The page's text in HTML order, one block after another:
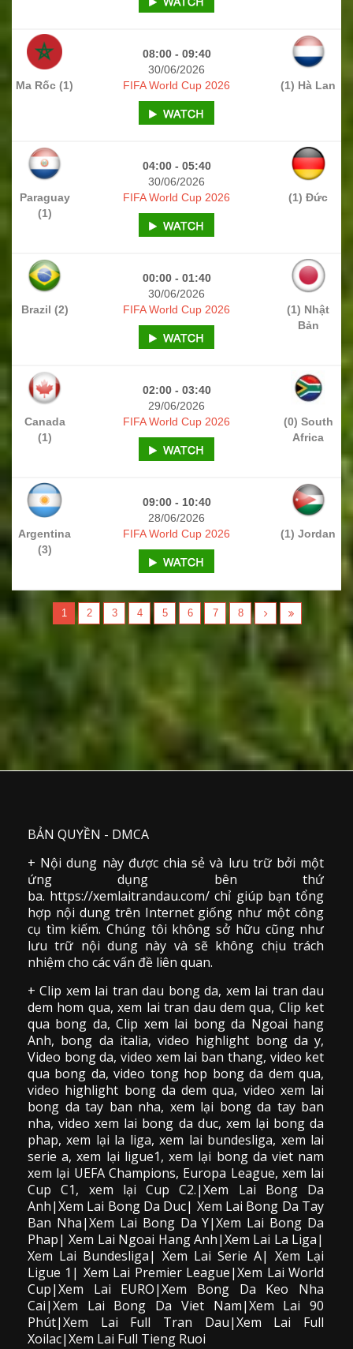
08:00 - 09:40
30/06/2026
Ma Rốc (1)
(1) Hà Lan
FIFA World Cup 2026
04:00 - 05:40
30/06/2026
Paraguay
(1)
(1) Đức
FIFA World Cup 2026
00:00 - 01:40
30/06/2026
Brazil (2)
(1) Nhật
Bản
FIFA World Cup 2026
02:00 - 03:40
29/06/2026
Canada
(1)
(0) South
Africa
FIFA World Cup 2026
09:00 - 10:40
28/06/2026
Argentina
(3)
(1) Jordan
FIFA World Cup 2026
1 2 3 4 5 6 7 8
BẢN QUYỀN - DMCA
+ Nội dung này được chia sẻ và lưu trữ bởi một
ứng dụng bên thứ
ba. https://xemlaitrandau.com/ chỉ giúp bạn tổng
hợp nội dung trên Internet giống như một công
cụ tìm kiếm. Chúng tôi không sở hữu cũng như
lưu trữ nội dung này và sẽ không chịu trách
nhiệm cho các vấn đề liên quan.
+ Clip xem lai tran dau bong da, xem lai tran dau
dem hom qua, xem lai tran dau dem qua, Clip ket
qua bong da, Clip xem lai bong da Ngoai hang
Anh, bong da italia, video highlight bong da y,
Video bong da,video xem lai ban thang, video ket
qua bong da, video tong hop bong da dem qua,
video highlight bong da dem qua, video xem lai
bong da tay ban nha, xem lại bong da tay ban
nha,video xem lai bong da duc, xem lại bong da
phap, xem lại la liga, xem lai bundesliga, xem lai
serie a, xem lại ligue1, xem lại bong da viet nam
xem lại UEFA Champions, Europa League, xem lai
Cup C1, xem lại Cup C2.|Xem Lai Bong Da
Anh|Xem Lai Bong Da Duc| Xem Lai Bong Da Tay
Ban Nha|Xem Lai Bong Da Y|Xem Lai Bong Da
Phap| Xem Lai Ngoai Hang Anh|Xem Lai La Liga|
Xem Lai Bundesliga| Xem Lai Serie A| Xem Lại
Ligue 1| Xem Lai Premier League|Xem Lai World
Cup|Xem Lai EURO|Xem Bong Da Keo Nha
Cai|Xem Lai Bong Da Viet Nam|Xem Lai 90
Phút|Xem Lai Full Tran Dau|Xem Lai Full
Xoilac|Xem Lai Full Tieng Ruoi